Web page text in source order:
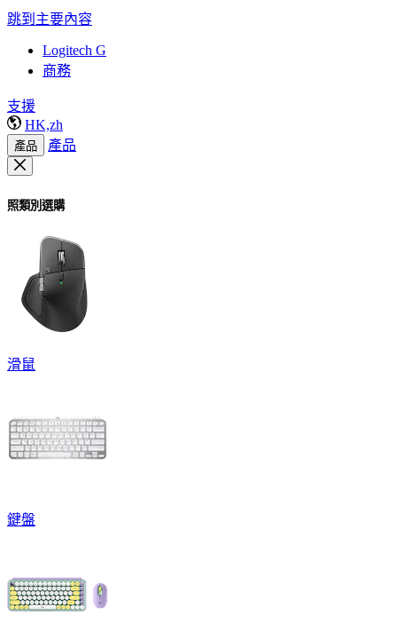
跳到主要內容
Logitech G
商務
支援
HK,zh
產品 產品
照類別選購
滑鼠
鍵盤